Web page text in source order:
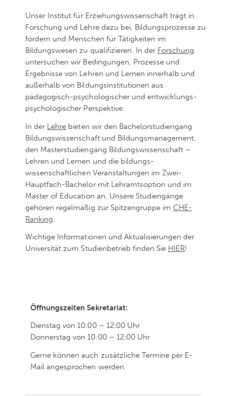
Unser Institut für Erziehungswissenschaft trägt in
Forschung und Lehre dazu bei, Bildungsprozesse zu
fördern und Menschen für Tätigkeiten im
Bildungswesen zu qualifizieren. In der Forschung
untersuchen wir Bedingungen, Prozesse und
Ergebnisse von Lehren und Lernen innerhalb und
außerhalb von Bildungs­institutionen aus
pädagogisch-­psychologischer und entwicklungs­
psychologischer Perspektive.
In der Lehre bieten wir den Bachelor­studiengang
Bildungs­wissenschaft und Bildungs­management,
den Master­studiengang Bildungs­wissenschaft –
Lehren und Lernen und die bildungs­
wissenschaftlichen Veranstaltungen im Zwei-
Hauptfach-Bachelor mit Lehramtsoption und im
Master of Education an. Unsere Studiengänge
gehören regelmäßig zur Spitzengruppe imCHE-
Ranking.
Wichtige Informationen und Aktualisierungen der
Universität zum Studienbetrieb finden Sie HIER!
Öffnungszeiten Sekretariat:
Dienstag von 10:00 – 12:00 Uhr
Donnerstag von 10:00 – 12:00 Uhr
Gerne können auch zusätzliche Termine per E-
Mail angesprochen werden.